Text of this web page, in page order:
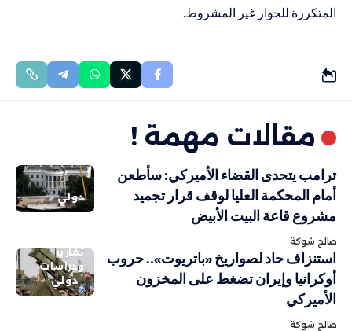
المتكررة للحوار غير المشروط.
مقالات مهمة !
دولي
ترامب يتحدى القضاء الأميركي: سأطعن
أمام المحكمة العليا لوقف قرار تجميد
مشروع قاعة البيت الأبيض
صالح شوكة
تقارير
ودراسات
دولي
استنزاف حاد لصواريخ «باتريوت».. حروب
أوكرانيا وإيران تضغط على المخزون
الأميركي
صالح شوكة